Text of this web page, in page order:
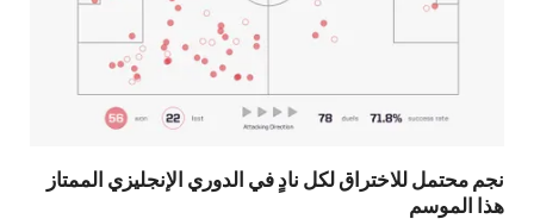
نجم محتمل للاختراق لكل نادٍ في الدوري الإنجليزي الممتاز
هذا الموسم